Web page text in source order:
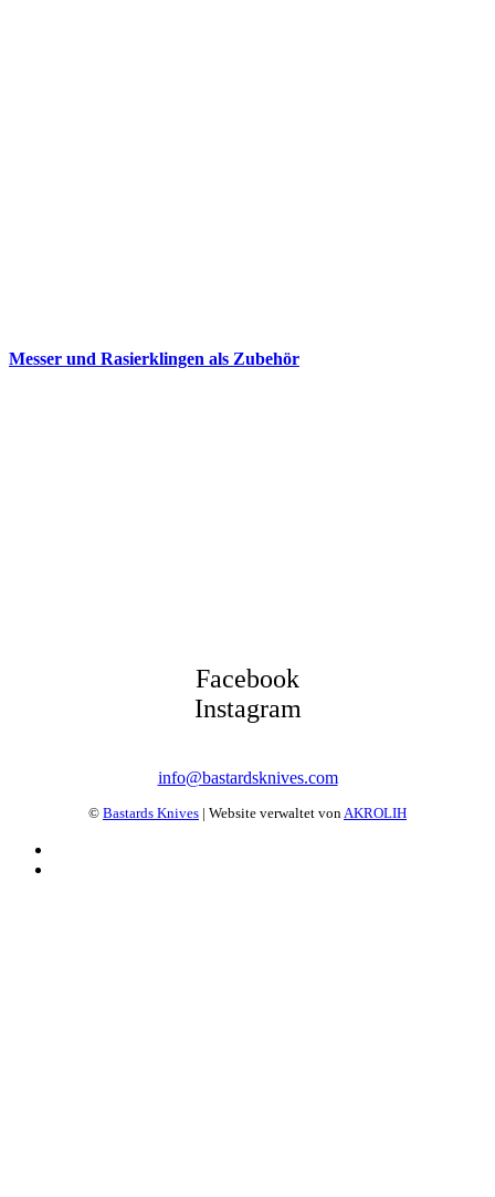
Messer und Rasierklingen als Zubehör
Facebook
Instagram
info@bastardsknives.com
© Bastards Knives | Website verwaltet vonAKROLIH